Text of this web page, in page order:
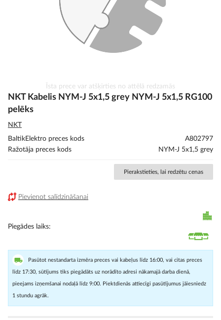
uz
galerijas
sākumu
Īsta prece var atšķirties no attēlā redzamās
NKT Kabelis NYM-J 5x1,5 grey NYM-J 5x1,5 RG100
pelēks
NKT
BaltikElektro preces kods
A802797
Ražotāja preces kods
NYM-J 5x1,5 grey
Pierakstieties, lai redzētu cenas
Pievienot salīdzināšanai
Piegādes laiks
Pasūtot nestandarta izmēra preces vai kabeļus līdz 16:00, vai citas preces
līdz 17:30, sūtījums tiks piegādāts uz norādīto adresi nākamajā darba dienā,
pieejams izņemšanai nodaļā līdz 9:00. Piektdienās attiecīgi pasūtījumus jāiesniedz
1 stundu agrāk.